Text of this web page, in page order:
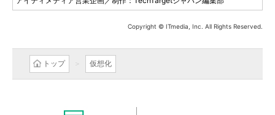
Copyright © ITmedia, Inc. All Rights Reserved.
トップ 仮想化